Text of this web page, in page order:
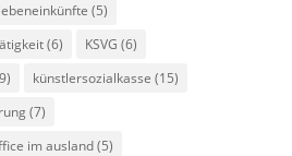
(5)
(6) KSVG (6)
künstlersozialkasse (15)
(7)
im ausland(5)